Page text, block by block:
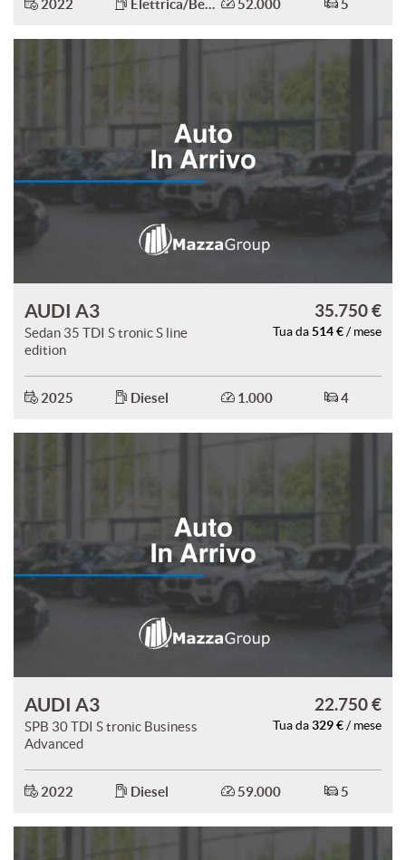
2022 Elettrica/Benzina 52.000 5
AUDI A3
Sedan 35 TDI S tronic S line
edition
35.750 €
Tua da 514 € / mese
2025 Diesel 1.000 4
AUDI A3
SPB 30 TDI S tronic Business
Advanced
22.750 €
Tua da 329 € / mese
2022 Diesel 59.000 5